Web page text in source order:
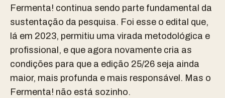
Fermenta! continua sendo parte fundamental da
sustentação da pesquisa. Foi esse o edital que,
lá em 2023, permitiu uma virada metodológica e
profissional, e que agora novamente cria as
condições para que a edição 25/26 seja ainda
maior, mais profunda e mais responsável. Mas o
Fermenta! não está sozinho.